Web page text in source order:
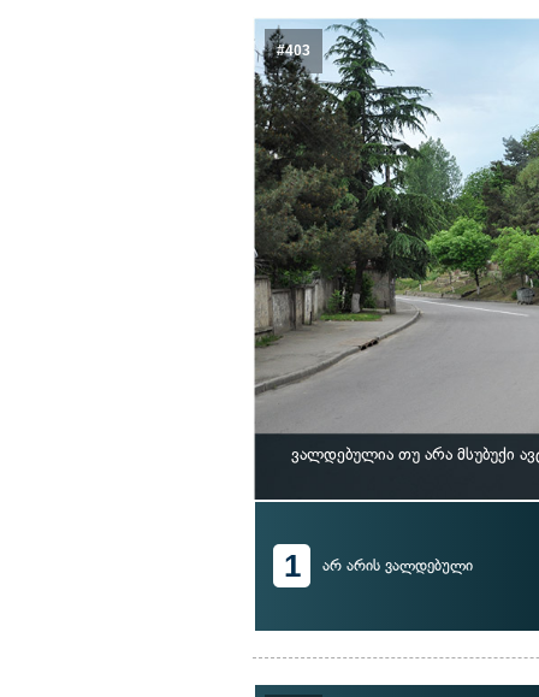
#403
ვალდებულია თუ არა მსუბუქი
1 არ არის ვალდებული